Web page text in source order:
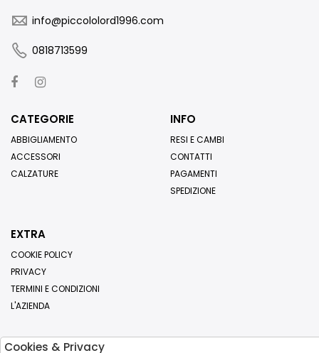
info@piccololord1996.com
0818713599
CATEGORIE
ABBIGLIAMENTO
ACCESSORI
CALZATURE
INFO
RESI E CAMBI
CONTATTI
PAGAMENTI
SPEDIZIONE
EXTRA
COOKIE POLICY
PRIVACY
TERMINI E CONDIZIONI
L'AZIENDA
Cookies & Privacy